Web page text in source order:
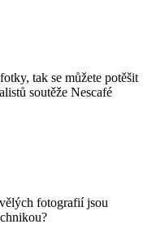
tak se můžete potěšit
soutěže Nescafé
fotografií jsou